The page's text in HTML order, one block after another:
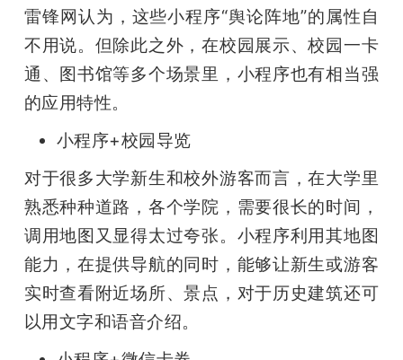
雷锋网认为，这些小程序“舆论阵地”的属性自
不用说。但除此之外，在校园展示、校园一卡
通、图书馆等多个场景里，小程序也有相当强
的应用特性。
小程序+校园导览
对于很多大学新生和校外游客而言，在大学里
熟悉种种道路，各个学院，需要很长的时间，
调用地图又显得太过夸张。小程序利用其地图
能力，在提供导航的同时，能够让新生或游客
实时查看附近场所、景点，对于历史建筑还可
以用文字和语音介绍。